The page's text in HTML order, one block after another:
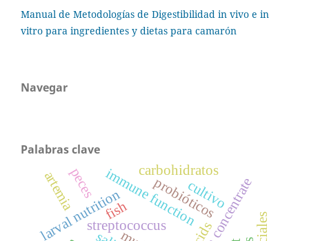
Manual de Metodologías de Digestibilidad in vivo e in
vitro para ingredientes y dietas para camarón
Navegar
Palabras clave
fish
immune function
larval nutrition probióticos
streptococcus
peces
artemia cultivo
carbohidratos